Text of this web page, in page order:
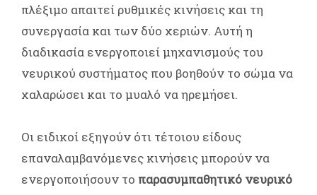
πλέξιμο απαιτεί ρυθμικές κινήσεις και τη
συνεργασία και των δύο χεριών. Αυτή η
διαδικασία ενεργοποιεί μηχανισμούς του
νευρικού συστήματος που βοηθούν το σώμα να
χαλαρώσει και το μυαλό να ηρεμήσει.
Οι ειδικοί εξηγούν ότι τέτοιου είδους
επαναλαμβανόμενες κινήσεις μπορούν να
ενεργοποιήσουν το παρασυμπαθητικό νευρικό